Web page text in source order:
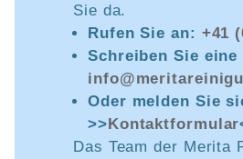
Sie da.
Rufen Sie an: +41
Schreiben Sie eine
Oder melden Sie
>>Kontaktformular
Das Team der Merita